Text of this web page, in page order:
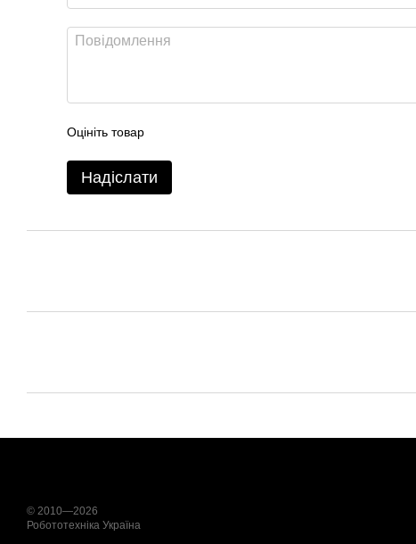
Оцініть товар
Надіслати
© 2010—2026
Робототехніка Україна